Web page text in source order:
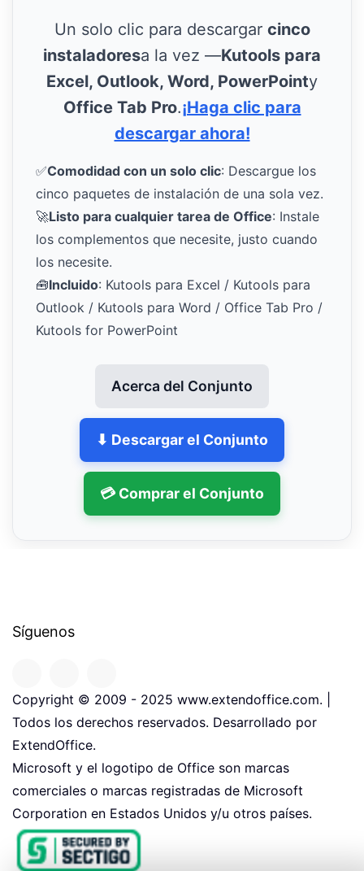
Un solo clic para descargar cinco
instaladoresa la vez —Kutools para
Excel, Outlook, Word, PowerPointy
Office Tab Pro.¡Haga clic para
descargar ahora!
✅Comodidad con un solo clic: Descargue los
cinco paquetes de instalación de una sola vez.
🚀Listo para cualquier tarea de Office: Instale
los complementos que necesite, justo cuando
los necesite.
🧰Incluido: Kutools para Excel / Kutools para
Outlook / Kutools para Word / Office Tab Pro /
Kutools for PowerPoint
Acerca del Conjunto
⬇ Descargar el Conjunto
💳 Comprar el Conjunto
Síguenos
Copyright © 2009 - 2025 www.extendoffice.com. |
Todos los derechos reservados. Desarrollado por
ExtendOffice.
Microsoft y el logotipo de Office son marcas
comerciales o marcas registradas de Microsoft
Corporation en Estados Unidos y/u otros países.